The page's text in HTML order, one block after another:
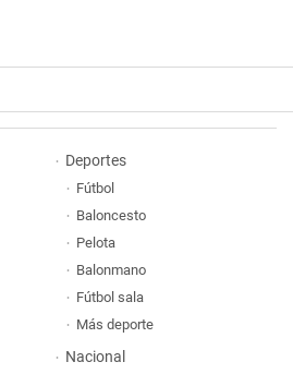
Deportes
Fútbol
Baloncesto
Pelota
Balonmano
Fútbol sala
Más deporte
Nacional